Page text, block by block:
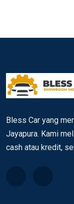
Bless Car yang
Jayapura. Kami
cash atau kredit,